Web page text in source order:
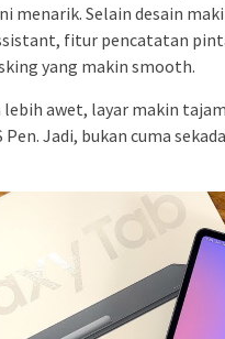
menarik. Selain desain
fitur pencatatan
yang makin smooth.
lebih awet, layar makin
Pen. Jadi, bukan cuma